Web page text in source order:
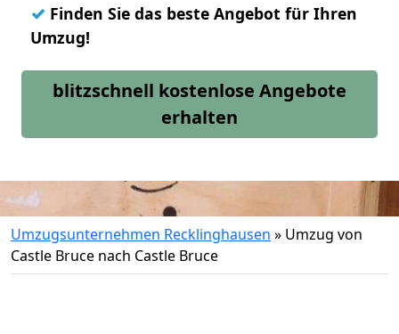
✓ Finden Sie das beste Angebot für Ihren
Umzug!
blitzschnell kostenlose Angebote
erhalten
Umzugsunternehmen Recklinghausen » Umzug von
Castle Bruce nach Castle Bruce